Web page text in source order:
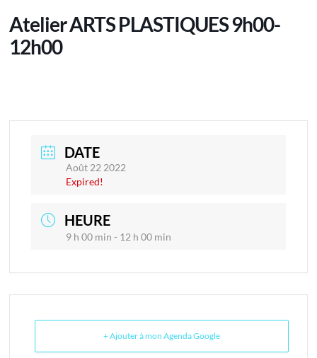
Atelier ARTS PLASTIQUES 9h00-
12h00
DATE
Août 22 2022
Expired!
HEURE
9 h 00 min - 12 h 00 min
+ Ajouter à mon Agenda Google